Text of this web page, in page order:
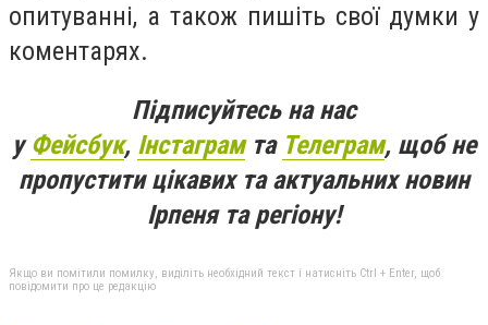
опитуванні, а також пишіть свої думки у
коментарях.
Підписуйтесь на нас
уФейсбук, Інстаграмта Телеграм, щоб не
пропустити цікавих та актуальних новин
Ірпеня та регіону!
Якщо ви помітили помилку, виділіть необхідний текст і натисніть Ctrl + Enter, щоб
повідомити про це редакцію